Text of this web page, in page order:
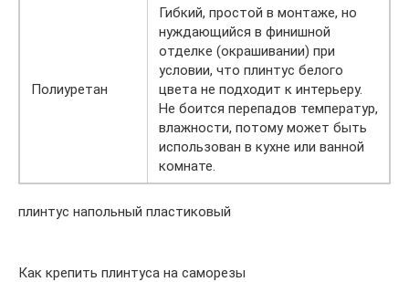
Полиуретан
Гибкий, простой в монтаже, но
нуждающийся в финишной
отделке (окрашивании) при
условии, что плинтус белого
цвета не подходит к интерьеру.
Не боится перепадов температур,
влажности, потому может быть
использован в кухне или ванной
комнате.
плинтус напольный пластиковый
Как крепить плинтуса на саморезы